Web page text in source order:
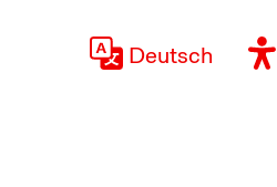
Deutsch